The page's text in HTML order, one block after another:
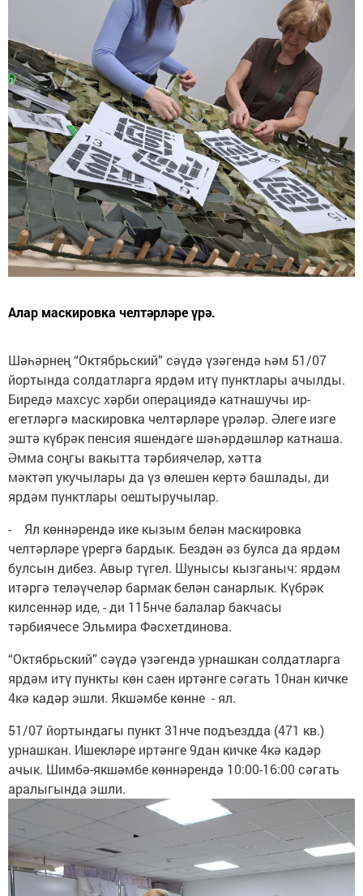
Алар маскировка челтәрләре үрә.
Шәһәрнең “Октябрьский” сәүдә үзәгендә һәм 51/07
йортында солдатларга ярдәм итү пунктлары ачылды.
Биредә махсус хәрби операциядә катнашучы ир-
егетләргә маскировка челтәрләре үрәләр. Әлеге изге
эштә күбрәк пенсия яшендәге шәһәрдәшләр катнаша.
Әмма соңгы вакытта тәрбиячеләр, хәтта
мәктәп укучылары да үз өлешен кертә башлады, ди
ярдәм пунктлары оештыручылар.
- Ял көннәрендә ике кызым белән маскировка
челтәрләре үрергә бардык. Бездән әз булса да ярдәм
булсын дибез. Авыр түгел. Шунысы кызганыч: ярдәм
итәргә теләүчеләр бармак белән санарлык. Күбрәк
килсеннәр иде, - ди 115нче балалар бакчасы
тәрбиячесе Эльмира Фәсхетдинова.
“Октябрьский” сәүдә үзәгендә урнашкан солдатларга
ярдәм итү пункты көн саен иртәнге сәгать 10нан кичке
4кә кадәр эшли. Якшәмбе көнне - ял.
51/07 йортындагы пункт 31нче подъездда (471 кв.)
урнашкан. Ишекләре иртәнге 9дан кичке 4кә кадәр
ачык. Шимбә-якшәмбе көннәрендә 10:00-16:00 сәгать
аралыгында эшли.